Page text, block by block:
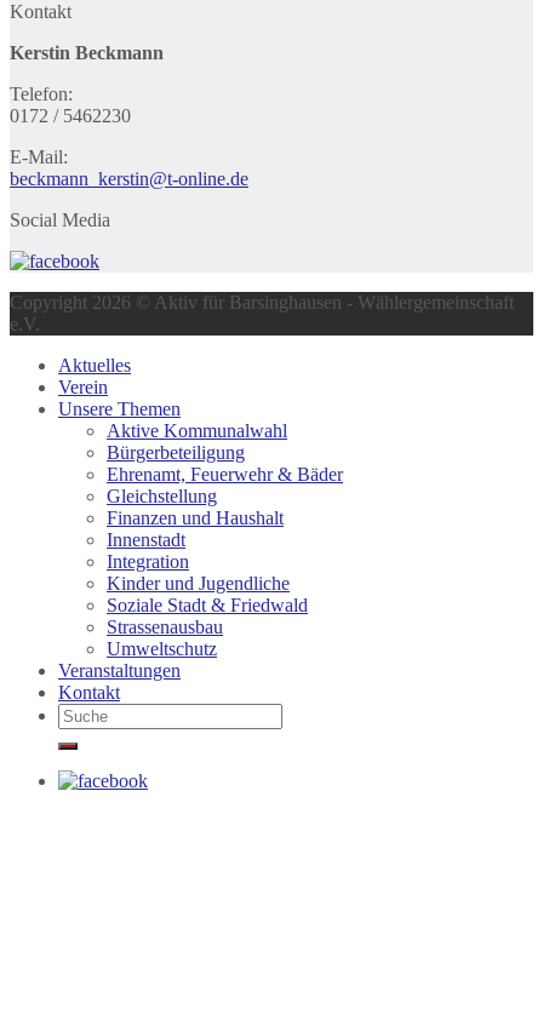
Kontakt
Kerstin Beckmann
Telefon:
0172 / 5462230
E-Mail:
beckmann_kerstin@t-online.de
Social Media
Copyright 2026 © Aktiv für Barsinghausen - Wählergemeinschaft
e.V.
Aktuelles
Verein
Unsere Themen
Aktive Kommunalwahl
Bürgerbeteiligung
Ehrenamt, Feuerwehr & Bäder
Gleichstellung
Finanzen und Haushalt
Innenstadt
Integration
Kinder und Jugendliche
Soziale Stadt & Friedwald
Strassenausbau
Umweltschutz
Veranstaltungen
Kontakt